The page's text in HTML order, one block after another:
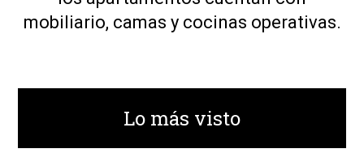
mobiliario, camas y cocinas operativas.
Lo más visto